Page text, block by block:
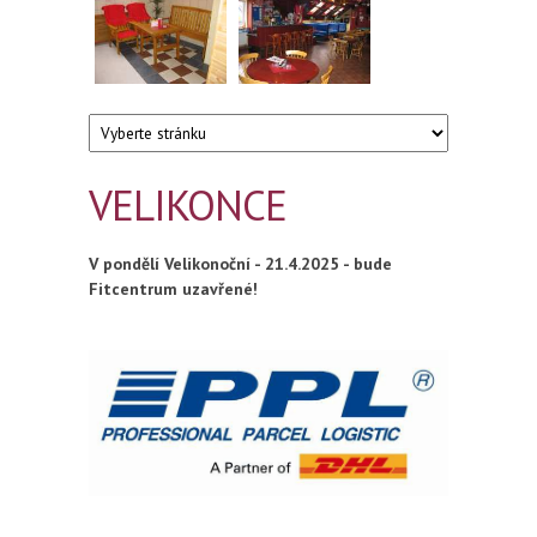
VELIKONCE
V pondělí Velikonoční - 21.4.2025 - bude
Fitcentrum uzavřené!